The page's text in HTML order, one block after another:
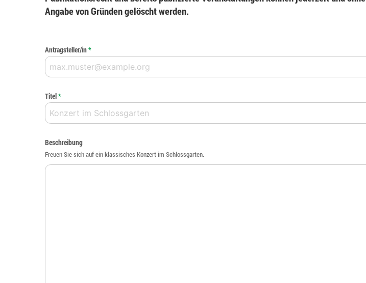
Angabe von Gründen gelöscht werden.
Antragsteller/in*
Titel*
Beschreibung
Freuen Sie sich auf ein klassisches Konzert im Schlossgarten.